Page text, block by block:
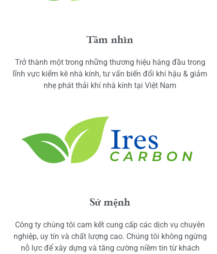
Tầm nhìn
Trở thành một trong những thương hiệu hàng đầu trong
lĩnh vực kiểm kê nhà kính, tư vấn biến đổi khí hậu & giảm
nhẹ phát thải khí nhà kính tại Việt Nam
Sứ mệnh
Công ty chúng tôi cam kết cung cấp các dịch vụ chuyên
nghiệp, uy tín và chất lượng cao. Chúng tôi không ngừng
nỗ lực để xây dựng và tăng cường niềm tin từ khách